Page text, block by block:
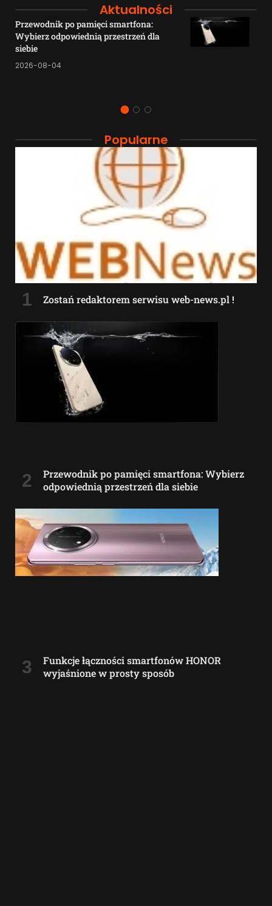
Aktualności
Przewodnik po pamięci smartfona:
Wybierz odpowiednią przestrzeń dla
siebie
2026-08-04
Popularne
Zostań redaktorem serwisu web-news.pl !
Przewodnik po pamięci smartfona: Wybierz
odpowiednią przestrzeń dla siebie
Funkcje łączności smartfonów HONOR
wyjaśnione w prosty sposób